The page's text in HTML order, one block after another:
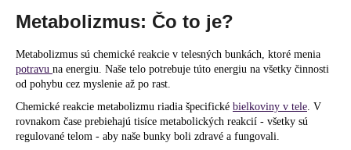
Metabolizmus: Čo to je?
Metabolizmus sú chemické reakcie v telesných bunkách, ktoré menia
potravu na energiu. Naše telo potrebuje túto energiu na všetky činnosti
od pohybu cez myslenie až po rast.
Chemické reakcie metabolizmu riadia špecifické bielkoviny v tele. V
rovnakom čase prebiehajú tisíce metabolických reakcií - všetky sú
regulované telom - aby naše bunky boli zdravé a fungovali.
ú
č
a
m
e